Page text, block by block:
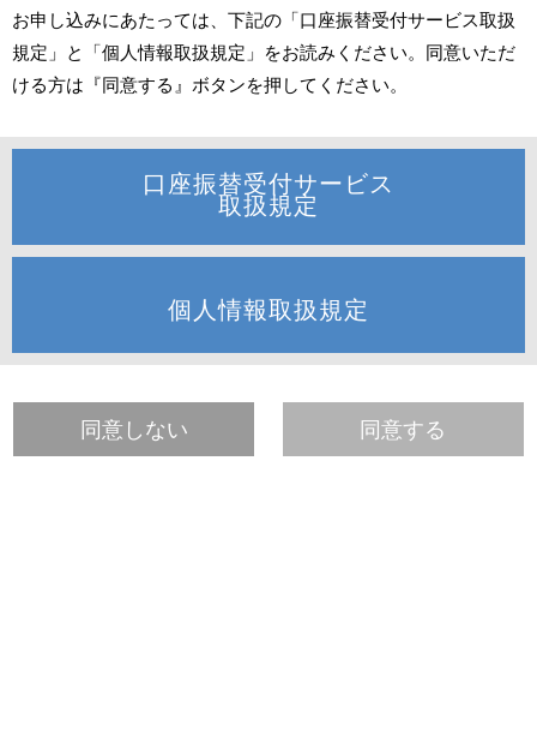
お申し込みにあたっては、下記の「口座振替受付サービス取扱
規定」と「個人情報取扱規定」をお読みください。同意いただ
ける方は『同意する』ボタンを押してください。
口座振替受付サービス
取扱規定
個人情報取扱規定